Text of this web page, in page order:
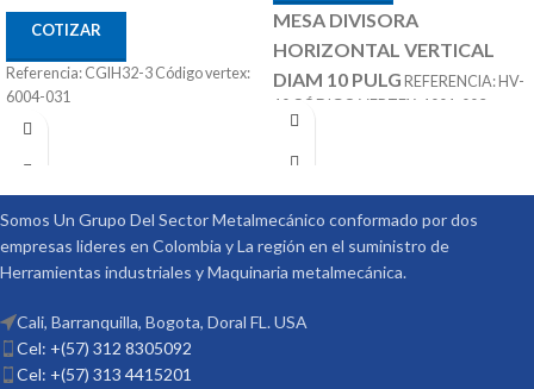
COTIZAR
Referencia: CGIH32-3 Código vertex:
6004-031
MESA DIVISORA
HORIZONTAL VERTICAL
DIAM 10 PULG REFERENCIA: HV-
10 CÓDIGO VERTEX: 1001-003
OPCIONALES:
DP-3
Somos Un Grupo Del Sector Metalmecánico conformado por dos
empresas lideres en Colombia y La región en el suministro de
Herramientas industriales y Maquinaria metalmecánica.
Cali, Barranquilla, Bogota, Doral FL. USA
Cel: +(57) 312 8305092
Cel: +(57) 313 4415201